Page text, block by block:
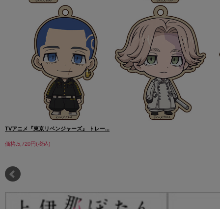
TVアニメ『東京リベンジャーズ』 トレー...
価格:5,720円(税込)